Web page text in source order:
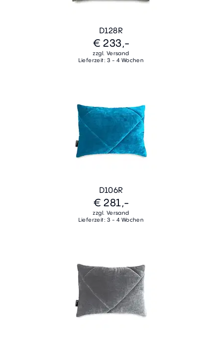
D128R
€ 233,-
zzgl. Versand
Lieferzeit: 3 - 4 Wochen
D106R
€ 281,-
zzgl. Versand
Lieferzeit: 3 - 4 Wochen